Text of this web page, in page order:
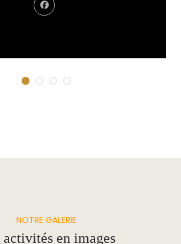
Bouchard
NOTRE GALERIE
activités en images